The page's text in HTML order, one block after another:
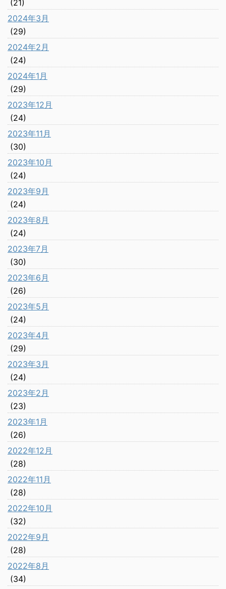
(21)
2024年3月
(29)
2024年2月
(24)
2024年1月
(29)
2023年12月
(24)
2023年11月
(30)
2023年10月
(24)
2023年9月
(24)
2023年8月
(24)
2023年7月
(30)
2023年6月
(26)
2023年5月
(24)
2023年4月
(29)
2023年3月
(24)
2023年2月
(23)
2023年1月
(26)
2022年12月
(28)
2022年11月
(28)
2022年10月
(32)
2022年9月
(28)
2022年8月
(34)